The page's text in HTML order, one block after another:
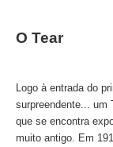
Arrabida com
Rota do Pastor
Rota do Salineiro
Birdwatching EVOA
O Tear
Logo à entrada do
surpreendente... um
que se encontra
muito antigo. Em